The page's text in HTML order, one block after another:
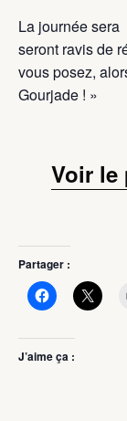
La journée sera
seront ravis de
vous posez,
Gourjade ! »
Voir le
Partager :
J’aime ça :